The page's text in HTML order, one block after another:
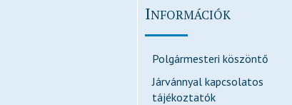
INFORMÁCIÓK
Polgármesteri köszöntő
Járvánnyal kapcsolatos
tájékoztatók